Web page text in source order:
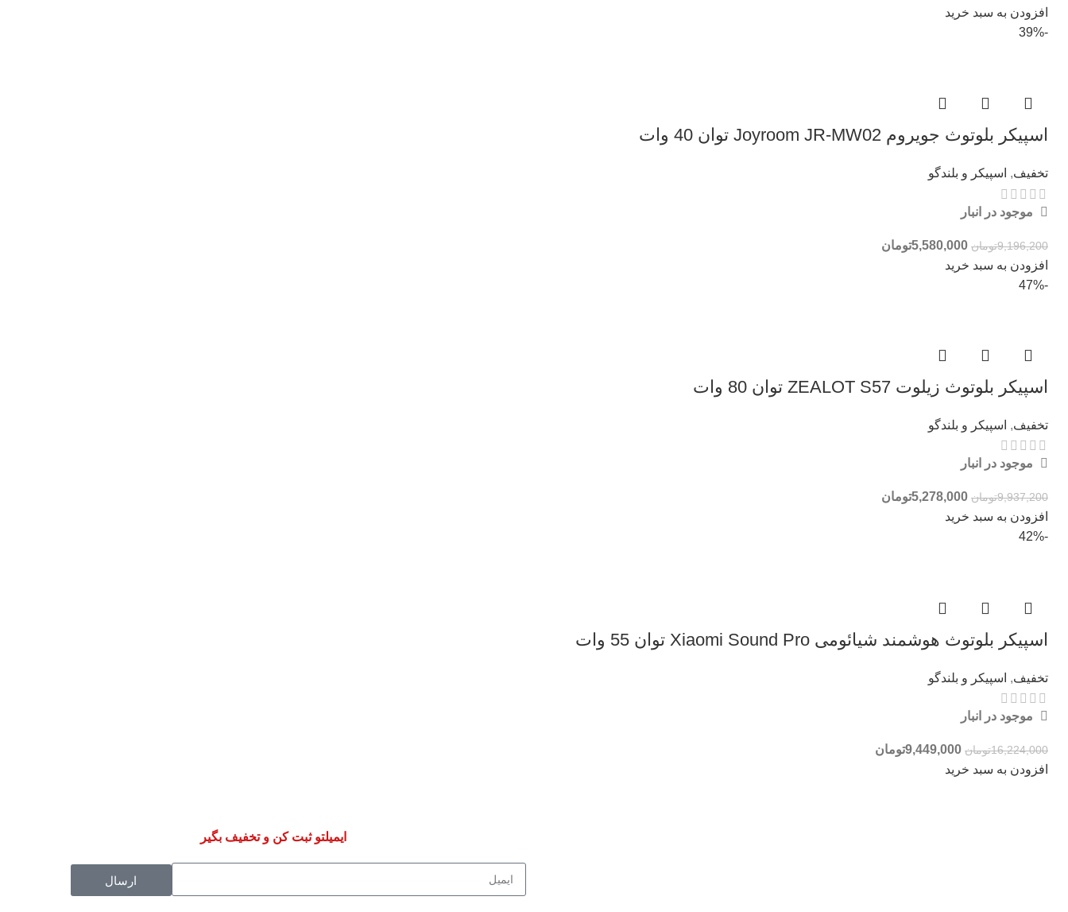
افزودن به سبد خرید
-39%
اسپیکر بلوتوث جویروم Joyroom JR-MW02 توان 40 وات
تخفیف, اسپیکر و بلندگو
موجود در انبار
9,196,200تومان 5,580,000تومان
افزودن به سبد خرید
-47%
اسپیکر بلوتوث زیلوت ZEALOT S57 توان 80 وات
تخفیف, اسپیکر و بلندگو
موجود در انبار
9,937,200تومان 5,278,000تومان
افزودن به سبد خرید
-42%
اسپیکر بلوتوث هوشمند شیائومی Xiaomi Sound Pro توان 55 وات
تخفیف, اسپیکر و بلندگو
موجود در انبار
16,224,000تومان 9,449,000تومان
افزودن به سبد خرید
ایمیلتو ثبت کن و تخفیف بگیر
ارسال